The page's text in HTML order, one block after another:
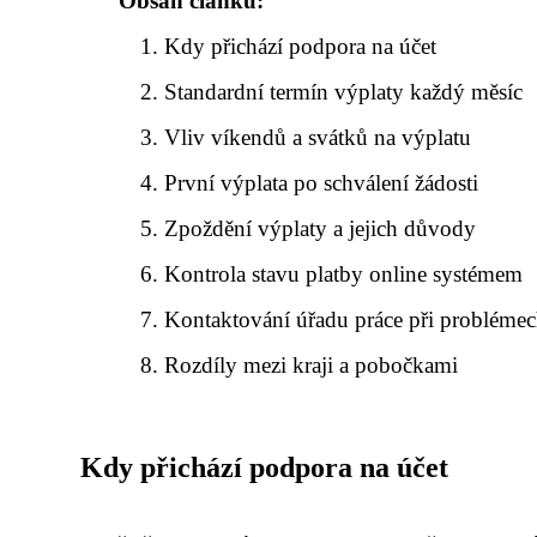
Kdy přichází podpora na účet
Standardní termín výplaty každý měsíc
Vliv víkendů a svátků na výplatu
První výplata po schválení žádosti
Zpoždění výplaty a jejich důvody
Kontrola stavu platby online systémem
Kontaktování úřadu práce při
Rozdíly mezi kraji a pobočkami
Kdy přichází podpora na účet